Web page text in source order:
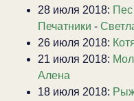
28 июля 2018:
Печатники -
26 июля 2018:
21 июля 2018:
Алена
18 июля 2018: